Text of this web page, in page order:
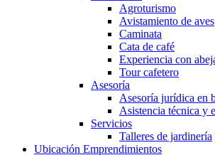
Agroturismo
Avistamiento de aves
Caminata
Cata de café
Experiencia con
Tour cafetero
Asesoría
Asesoría jurídica en
Asistencia técnica y
Servicios
Talleres de jardinería
Ubicación Emprendimientos